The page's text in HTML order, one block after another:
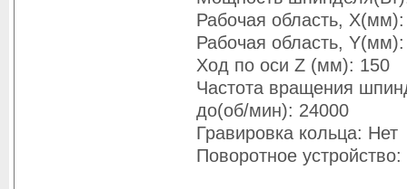
Рабочая область,
Рабочая область,
Ход по оси Z (мм): 150
Частота вращения
до(об/мин): 24000
Гравировка кольца: Нет
Поворотное